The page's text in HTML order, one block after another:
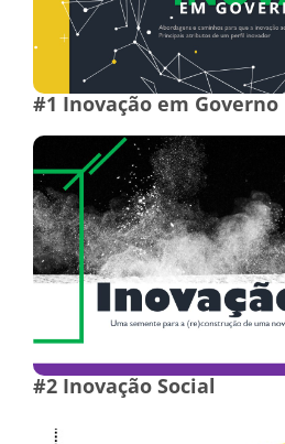
#1 Inovação em Governo
#2 Inovação Social